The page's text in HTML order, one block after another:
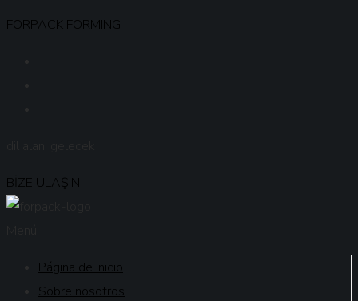
FORPACK FORMING
BİZE ULAŞIN
Página de inicio
Sobre nosotros